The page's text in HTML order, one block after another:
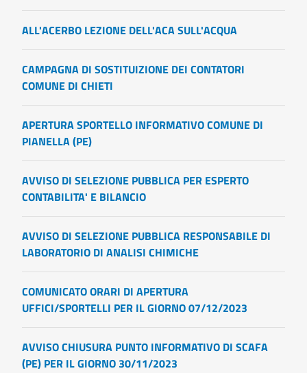
ALL'ACERBO LEZIONE DELL'ACA SULL'ACQUA
CAMPAGNA DI SOSTITUIZIONE DEI CONTATORI
COMUNE DI CHIETI
APERTURA SPORTELLO INFORMATIVO COMUNE DI
PIANELLA (PE)
AVVISO DI SELEZIONE PUBBLICA PER ESPERTO
CONTABILITA' E BILANCIO
AVVISO DI SELEZIONE PUBBLICA RESPONSABILE DI
LABORATORIO DI ANALISI CHIMICHE
COMUNICATO ORARI DI APERTURA
UFFICI/SPORTELLI PER IL GIORNO 07/12/2023
AVVISO CHIUSURA PUNTO INFORMATIVO DI SCAFA
(PE) PER IL GIORNO 30/11/2023